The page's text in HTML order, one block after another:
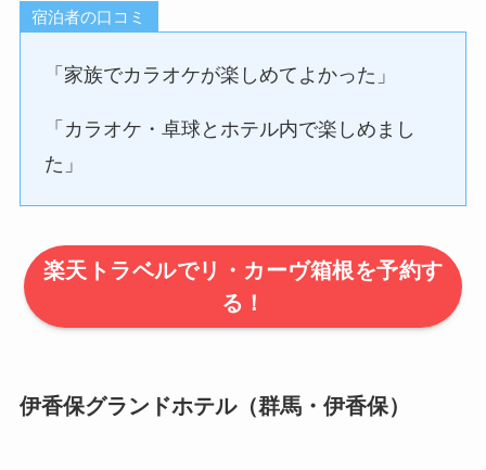
宿泊者の口コミ
「家族でカラオケが楽しめてよかった」
「カラオケ・卓球とホテル内で楽しめまし
た」
楽天トラベルでリ・カーヴ箱根を予約す
る！
伊香保グランドホテル（群馬・伊香保）